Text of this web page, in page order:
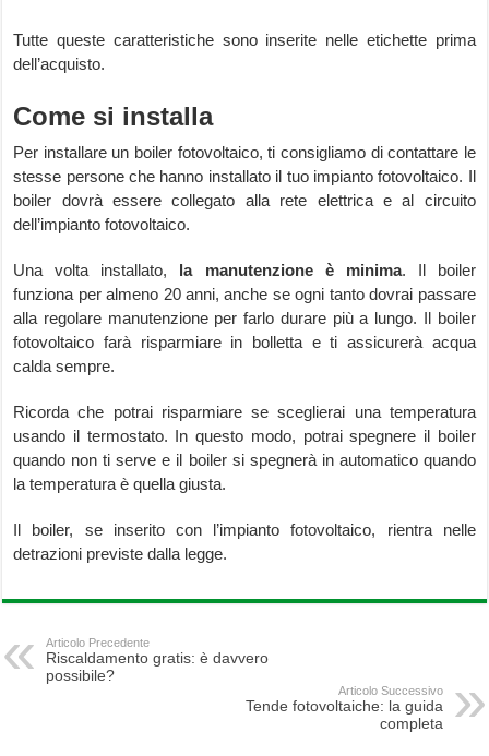
Tutte queste caratteristiche sono inserite nelle etichette prima
dell’acquisto.
Come si installa
Per installare un boiler fotovoltaico, ti consigliamo di contattare le
stesse persone che hanno installato il tuo impianto fotovoltaico. Il
boiler dovrà essere collegato alla rete elettrica e al circuito
dell’impianto fotovoltaico.
Una volta installato, la manutenzione è minima. Il boiler
funziona per almeno 20 anni, anche se ogni tanto dovrai passare
alla regolare manutenzione per farlo durare più a lungo. Il boiler
fotovoltaico farà risparmiare in bolletta e ti assicurerà acqua
calda sempre.
Ricorda che potrai risparmiare se sceglierai una temperatura
usando il termostato. In questo modo, potrai spegnere il boiler
quando non ti serve e il boiler si spegnerà in automatico quando
la temperatura è quella giusta.
Il boiler, se inserito con l’impianto fotovoltaico, rientra nelle
detrazioni previste dalla legge.
Articolo Precedente
Riscaldamento gratis: è davvero
possibile?
Articolo Successivo
Tende fotovoltaiche: la guida
completa